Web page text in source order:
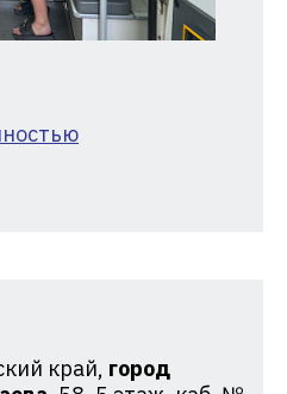
край, город